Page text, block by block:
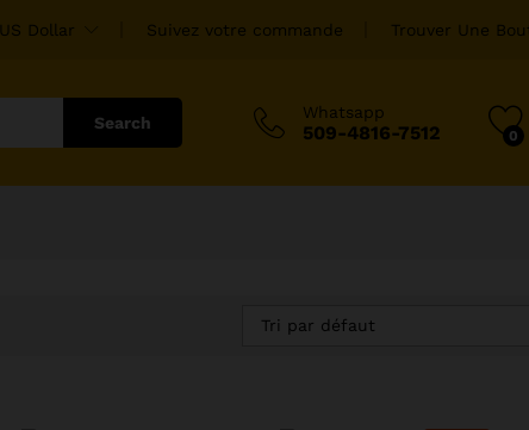
US Dollar Suivez votre commande Trouver Une
Search
Whatsapp
509-4816-7512 0
Tri par défaut